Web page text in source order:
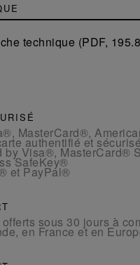
technique (PDF,
MasterCard®,
authentifié et
by Visa®, MasterCard®
SafeKey®
et PayPal®
sous 30 jours à
en France et en